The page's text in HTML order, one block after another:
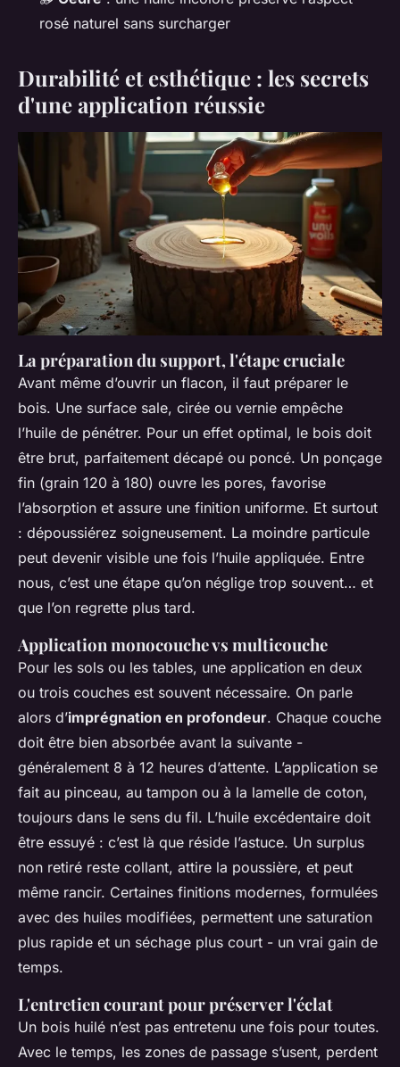
rosé naturel sans surcharger
Durabilité et esthétique : les secrets
d'une application réussie
La préparation du support, l'étape cruciale
Avant même d’ouvrir un flacon, il faut préparer le
bois. Une surface sale, cirée ou vernie empêche
l’huile de pénétrer. Pour un effet optimal, le bois doit
être brut, parfaitement décapé ou poncé. Un ponçage
fin (grain 120 à 180) ouvre les pores, favorise
l’absorption et assure une finition uniforme. Et surtout
: dépoussiérez soigneusement. La moindre particule
peut devenir visible une fois l’huile appliquée. Entre
nous, c’est une étape qu’on néglige trop souvent… et
que l’on regrette plus tard.
Application monocouche vs multicouche
Pour les sols ou les tables, une application en deux
ou trois couches est souvent nécessaire. On parle
alors d’imprégnation en profondeur. Chaque couche
doit être bien absorbée avant la suivante -
généralement 8 à 12 heures d’attente. L’application se
fait au pinceau, au tampon ou à la lamelle de coton,
toujours dans le sens du fil. L’huile excédentaire doit
être essuyé : c’est là que réside l’astuce. Un surplus
non retiré reste collant, attire la poussière, et peut
même rancir. Certaines finitions modernes, formulées
avec des huiles modifiées, permettent une saturation
plus rapide et un séchage plus court - un vrai gain de
temps.
L'entretien courant pour préserver l'éclat
Un bois huilé n’est pas entretenu une fois pour toutes.
Avec le temps, les zones de passage s’usent, perdent